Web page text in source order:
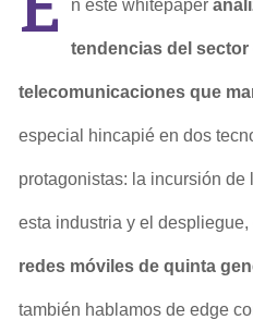
n este whitepaper
tendencias del sector
telecomunicaciones que
especial hincapié en dos
protagonistas: la incursión de
esta industria y el despliegue,
redes móviles de quinta
también hablamos de edge